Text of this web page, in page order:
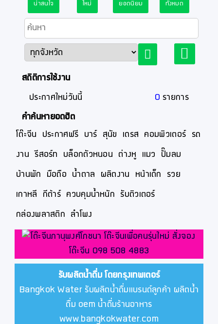
น่าสนใจ ใหม่ ยอดนิยม ทั้งหมด
สถิติการใช้งาน
ประกาศใหม่วันนี้ 0 รายการ
คำค้นหายอดฮิต
โต๊ะจีน
ประกาศฟรี บาร์ สุนัข เดรส คอมพิวเตอร์ รถ
งาน รีสอร์ท บล็อกตัวหนอน ต่างหู แมว ปั๊มลม
บ้านพัก มือถือ น้ำตาล ผลิตงาน หน้าเด็ก รวย
เกาหลี กีต้าร์ ควบคุมน้ำหนัก รับติวเตอร์
กล่องพลาสติก ลำโพง
รับผลิตน้ำดื่ม โดยกรุงเทพเตอร์
Bangkok Water รับผลิตน้ำดื่มแบรนด์ลูกค้า ผลิตน้ำ
ดื่ม oem น้ำดื่มร้านอาหาร
www.bangkokwater.com